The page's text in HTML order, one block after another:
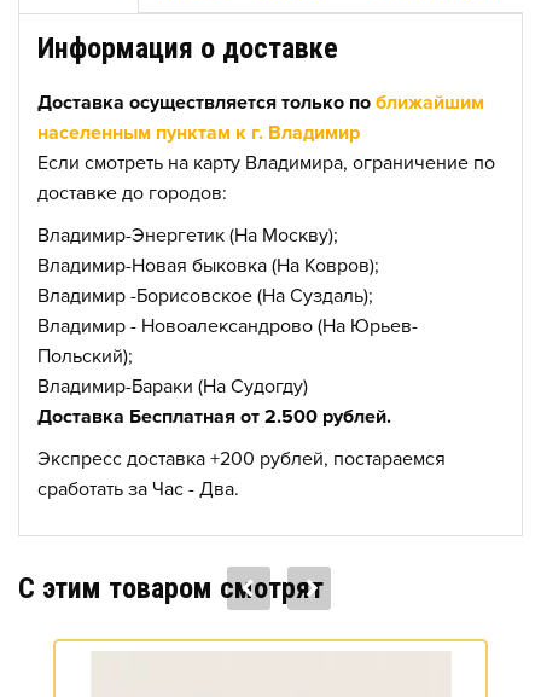
Информация о доставке
Доставка осуществляется только по ближайшим
населенным пунктам к г. Владимир
Если смотреть на карту Владимира, ограничение по
доставке до городов:
Владимир-Энергетик (На Москву);
Владимир-Новая быковка (На Ковров);
Владимир -Борисовское (На Суздаль);
Владимир - Новоалександрово (На Юрьев-
Польский);
Владимир-Бараки (На Судогду)
Доставка Бесплатная от 2.500 рублей.
Экспресс доставка +200 рублей, постараемся
сработать за Час - Два.
C этим товаром смотрят